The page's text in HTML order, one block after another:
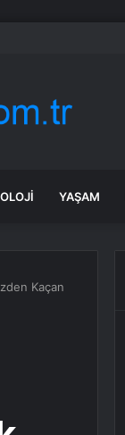
YAŞAM
Kaçan